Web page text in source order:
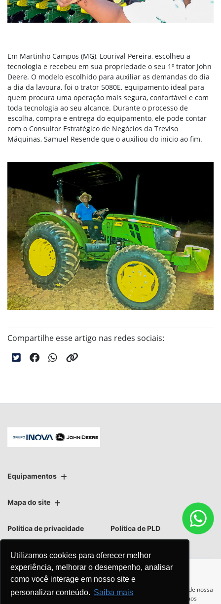
Utilizamos cookies para oferecer melhor
experiência, melhorar o desempenho, analisar
como você interage em nosso site e
personalizar conteúdo. Saiba mais
Em Martinho Campos (MG), Lourival Pereira, escolheu a
tecnologia e recebeu em sua propriedade o seu 1º trator John
Deere. O modelo escolhido para auxiliar as demandas do dia
a dia da lavoura, foi o trator 5080E, equipamento ideal para
quem procura uma operação mais segura, confortável e com
toda tecnologia ao seu alcance. Durante o processo de
escolha, compra e entrega do equipamento, ele pode contar
com o Consultor Estratégico de Negócios da Treviso
Máquinas, Samuel Resende que o auxiliou do inicio ao fim.
Compartilhe esse artigo nas redes sociais:
Equipamentos
Mapa do site
Política de privacidade Política de PLD
No trânsito, enxergar o outro
Para otimizar sua experiência durante a navegação, fazemos uso de nossa
política de cookies e para proteger seus dados pessoais respeitamos